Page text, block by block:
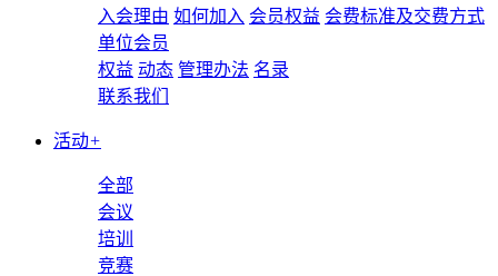
入会理由 如何加入 会员权益 会费标准及交费方式
单位会员
权益 动态 管理办法 名录
联系我们
活动+
全部
会议
培训
竞赛